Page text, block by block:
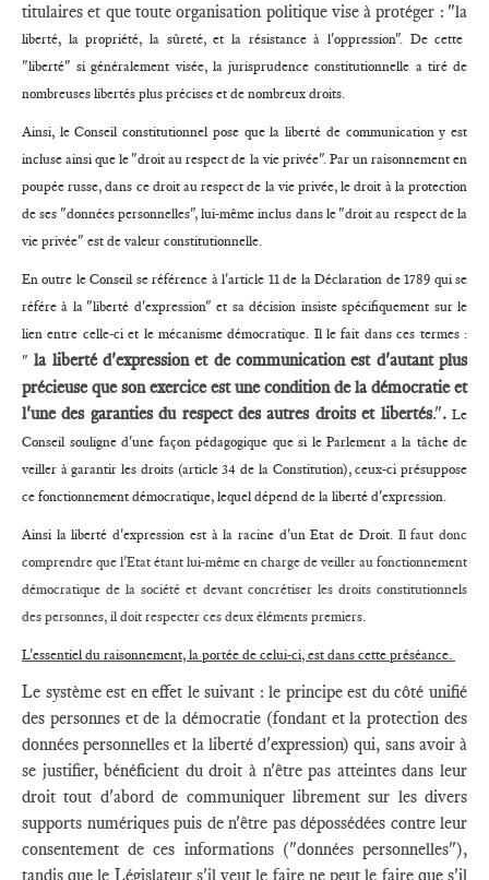
titulaires et que toute organisation politique vise à protéger : "la
liberté, la propriété, la sûreté, et la résistance à l'oppression". De cette
"liberté" si généralement visée, la jurisprudence constitutionnelle a tiré de
nombreuses libertés plus précises et de nombreux droits.
Ainsi, le Conseil constitutionnel pose que la liberté de communication y est
incluse ainsi que le "droit au respect de la vie privée". Par un raisonnement en
poupée russe, dans ce droit au respect de la vie privée, le droit à la protection
de ses "données personnelles", lui-même inclus dans le "droit au respect de la
vie privée" est de valeur constitutionnelle.
En outre le Conseil se référence à l'article 11 de la Déclaration de 1789 qui se
référe à la "liberté d'expression" et sa décision insiste spécifiquement sur le
lien entre celle-ci et le mécanisme démocratique. Il le fait dans ces termes :
" la liberté d'expression et de communication est d'autant plus
précieuse que son exercice est une condition de la démocratie et
l'une des garanties du respect des autres droits et libertés.".Le
Conseil souligne d'une façon pédagogique que si le Parlement a la tâche de
veiller à garantir les droits (article 34 de la Constitution), ceux-ci présuppose
ce fonctionnement démocratique, lequel dépend de la liberté d'expression.
Ainsi la liberté d'expression est à la racine d'un Etat de Droit. Il faut donc
comprendre que l'Etat étant lui-même en charge de veiller au fonctionnement
démocratique de la société et devant concrétiser les droits constitutionnels
des personnes, il doit respecter ces deux éléments premiers.
L'essentiel du raisonnement, la portée de celui-ci, est dans cette préséance.
Le système est en effet le suivant : le principe est du côté unifié
des personnes et de la démocratie (fondant et la protection des
données personnelles et la liberté d'expression) qui, sans avoir à
se justifier, bénéficient du droit à n'être pas atteintes dans leur
droit tout d'abord de communiquer librement sur les divers
supports numériques puis de n'être pas dépossédées contre leur
consentement de ces informations ("données personnelles"),
tandis que le Législateur s'il veut le faire ne peut le faire que s'il